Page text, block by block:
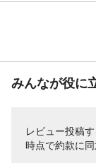
みんなが役に
レビュー投稿
時点で約款に同